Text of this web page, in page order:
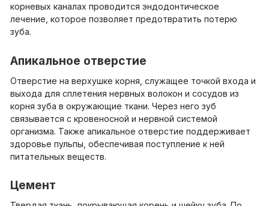
корневых каналах проводится эндодонтическое
лечение, которое позволяет предотвратить потерю
зуба.
Апикальное отверстие
Отверстие на верхушке корня, служащее точкой входа и
выхода для сплетения нервных волокон и сосудов из
корня зуба в окружающие ткани. Через него зуб
связывается с кровеносной и нервной системой
организма. Также апикальное отверстие поддерживает
здоровье пульпы, обеспечивая поступление к ней
питательных веществ.
Цемент